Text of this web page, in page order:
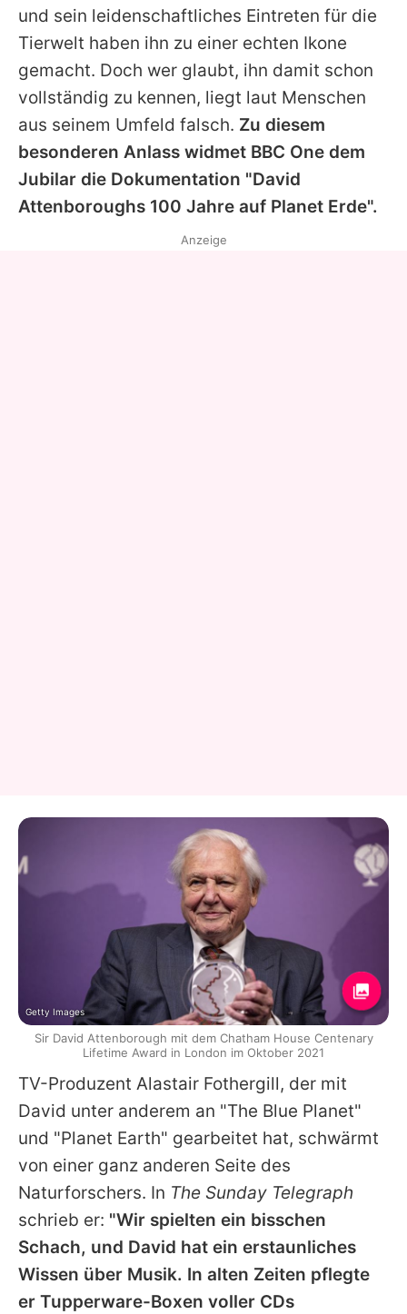
Datenschutzerklärung
Nutzungsbedingungen
Utiq verwalten
und sein leidenschaftliches Eintreten für die
Tierwelt haben ihn zu einer echten Ikone
gemacht. Doch wer glaubt, ihn damit schon
vollständig zu kennen, liegt laut Menschen
aus seinem Umfeld falsch. Zu diesem
besonderen Anlass widmet BBC One dem
Jubilar die Dokumentation "David
Attenboroughs 100 Jahre auf Planet Erde".
TV-Produzent Alastair Fothergill, der mit
David unter anderem an "The Blue Planet"
und "Planet Earth" gearbeitet hat, schwärmt
von einer ganz anderen Seite des
Naturforschers. In The Sunday Telegraph
schrieb er: "Wir spielten ein bisschen
Schach, und David hat ein erstaunliches
Wissen über Musik. In alten Zeiten pflegte
er Tupperware-Boxen voller CDs
Anzeige
Getty Images
Sir David Attenborough mit dem Chatham House Centenary
Lifetime Award in London im Oktober 2021